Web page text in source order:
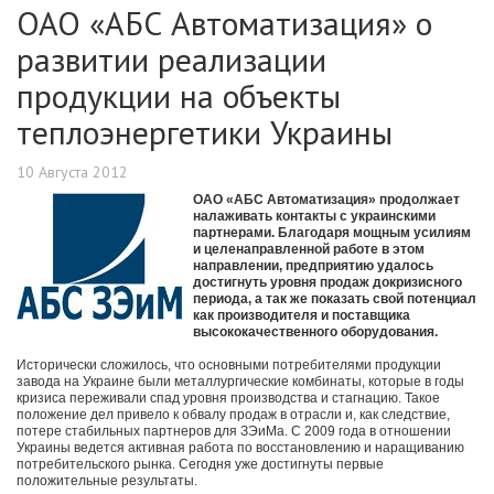
ОАО «АБС Автоматизация» о
развитии реализации
продукции на объекты
теплоэнергетики Украины
10 Августа 2012
ОАО «АБС Автоматизация» продолжает
налаживать контакты с украинскими
партнерами. Благодаря мощным усилиям
и целенаправленной работе в этом
направлении, предприятию удалось
достигнуть уровня продаж докризисного
периода, а так же показать свой потенциал
как производителя и поставщика
высококачественного оборудования.
Исторически сложилось, что основными потребителями продукции
завода на Украине были металлургические комбинаты, которые в годы
кризиса переживали спад уровня производства и стагнацию. Такое
положение дел привело к обвалу продаж в отрасли и, как следствие,
потере стабильных партнеров для ЗЭиМа. С 2009 года в отношении
Украины ведется активная работа по восстановлению и наращиванию
потребительского рынка. Сегодня уже достигнуты первые
положительные результаты.